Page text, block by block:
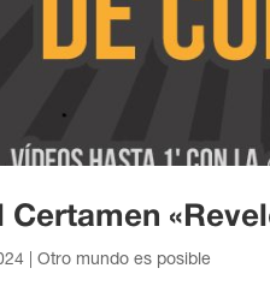
Certamen
|Otro mundo es posible